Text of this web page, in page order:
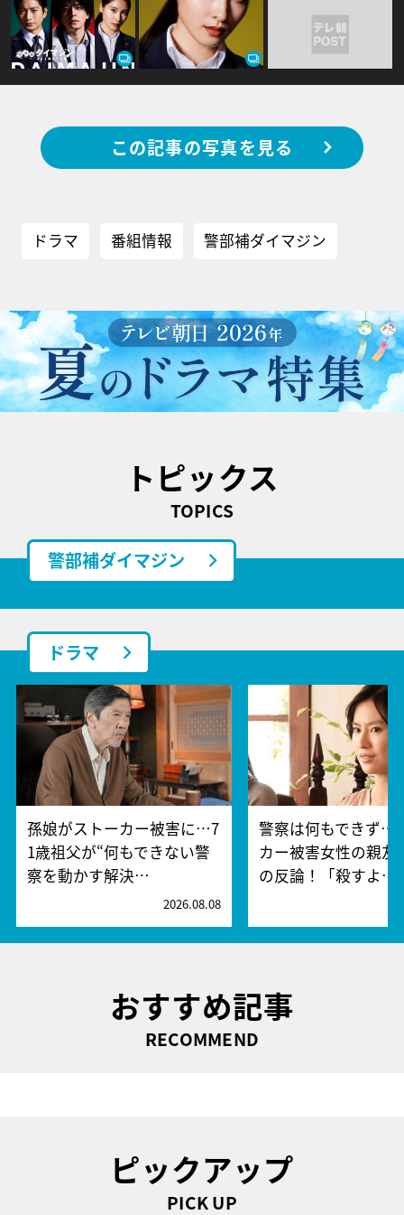
この記事の写真を見る
ドラマ 番組情報 警部補ダイマジン
トピックス
TOPICS
警部補ダイマジン
ドラマ
孫娘がストーカー被害に…7
1歳祖父が“何もできない警
察を動かす解決…
2026.08.08
警察は何もできず…
カー被害女性の親友
の反論！「殺すよ…
おすすめ記事
RECOMMEND
ピックアップ
PICK UP